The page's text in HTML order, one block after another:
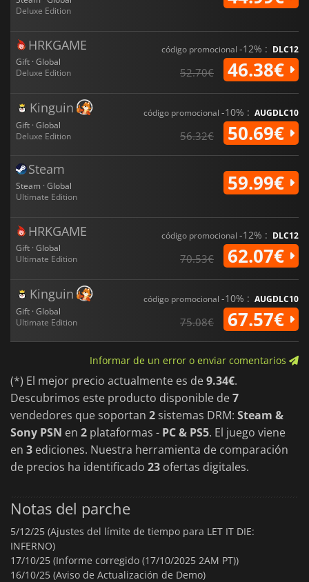
Deluxe Edition
HRKGAME
Gift · Global
Deluxe Edition
código promocional -12% : DLC12
52.70€ 46.38€
Kinguin
Gift · Global
Deluxe Edition
código promocional -10% : AUGDLC10
56.32€ 50.69€
Steam
Steam · Global
Ultimate Edition
59.99€
HRKGAME
Gift · Global
Ultimate Edition
código promocional -12% : DLC12
70.53€ 62.07€
Kinguin
Gift · Global
Ultimate Edition
código promocional -10% : AUGDLC10
75.08€ 67.57€
Informar de un error o enviar comentarios
(*) El mejor precio actualmente es de9.34€.
Descubrimos este producto disponible de7
vendedores que soportan 2 sistemas DRM: Steam &
Sony PSN en 2 plataformas - PC & PS5. El juego viene
en 3 ediciones. Nuestra herramienta de comparación
de precios ha identificado 23 ofertas digitales.
Notas del parche
5/12/25 (Ajustes del límite de tiempo para LET IT DIE:
INFERNO)
17/10/25 (Informe corregido (17/10/2025 2AM PT))
16/10/25 (Aviso de Actualización de Demo)